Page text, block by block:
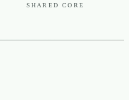
SHARED CORE